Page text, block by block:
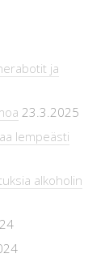
ja
23.3.2025
lempeästi
alkoholin